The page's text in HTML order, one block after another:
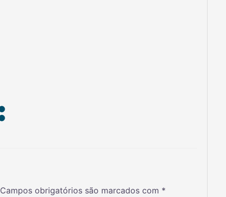
Campos obrigatórios são marcados com *